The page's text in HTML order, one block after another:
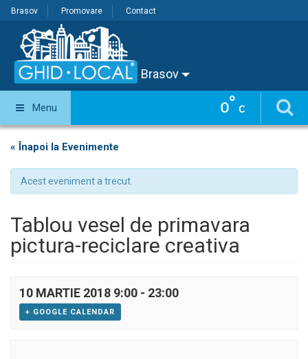
Brasov Promovare Contact
Brasov
0° C
Menu
« Înapoi la Evenimente
Acest eveniment a trecut.
Tablou vesel de primavara
pictura-reciclare creativa
10 MARTIE 2018 9:00 - 23:00
+ GOOGLE CALENDAR